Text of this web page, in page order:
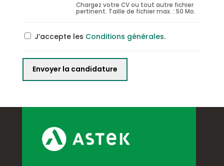
Chargez votre CV ou tout autre fichier
pertinent. Taille de fichier max. : 50 Mo.
J’accepte les Conditions générales.